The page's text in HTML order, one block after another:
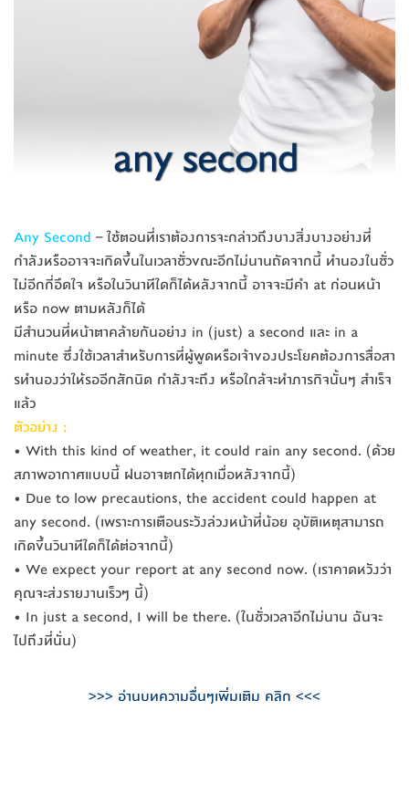
Any Second – ใช้ตอนที่เราต้องการจะกล่าวถึงบางสิ่งบางอย่างที่
กำลังหรืออาจจะเกิดขึ้นในเวลาชั่วขณะอีกไม่นานถัดจากนี้ ทำนองในชั่ว
ไม่อีกกี่อึดใจ หรือในวินาทีใดก็ได้หลังจากนี้ อาจจะมีคำ at ก่อนหน้า
หรือ now ตามหลังก็ได้
มีสำนวนที่หน้าตาคล้ายกันอย่าง in (just) a second และ in a
minute ซึ่งใช้เวลาสำหรับการที่ผู้พูดหรือเจ้าของประโยคต้องการสื่อสา
รทำนองว่าให้รออีกสักนิด กำลังจะถึง หรือใกล้จะทำภารกิจนั้นๆ สำเร็จ
แล้ว
ตัวอย่าง :
• With this kind of weather, it could rain any second. (ด้วย
สภาพอากาศแบบนี้ ฝนอาจตกได้ทุกเมื่อหลังจากนี้)
• Due to low precautions, the accident could happen at
any second. (เพราะการเตือนระวังล่วงหน้าที่น้อย อุบัติเหตุสามารถ
เกิดขึ้นวินาทีใดก็ได้ต่อจากนี้)
• We expect your report at any second now. (เราคาดหวังว่า
คุณจะส่งรายงานเร็วๆ นี้)
• In just a second, I will be there. (ในชั่วเวลาอีกไม่นาน ฉันจะ
ไปถึงที่นั่น)
>>> อ่านบทความอื่นๆเพิ่มเติม คลิก <<<